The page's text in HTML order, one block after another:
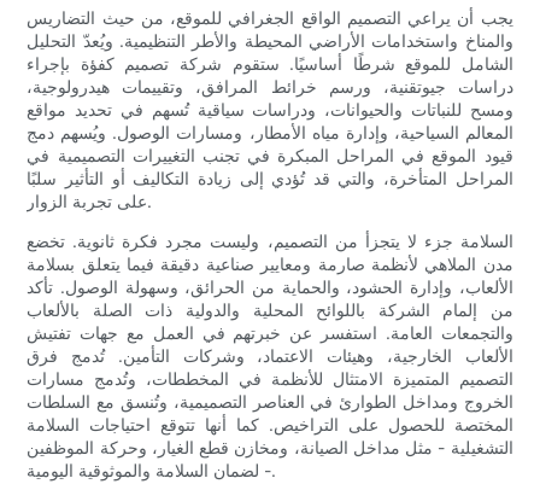
يجب أن يراعي التصميم الواقع الجغرافي للموقع، من حيث التضاريس
والمناخ واستخدامات الأراضي المحيطة والأطر التنظيمية. ويُعدّ التحليل
الشامل للموقع شرطًا أساسيًا. ستقوم شركة تصميم كفؤة بإجراء
دراسات جيوتقنية، ورسم خرائط المرافق، وتقييمات هيدرولوجية،
ومسح للنباتات والحيوانات، ودراسات سياقية تُسهم في تحديد مواقع
المعالم السياحية، وإدارة مياه الأمطار، ومسارات الوصول. ويُسهم دمج
قيود الموقع في المراحل المبكرة في تجنب التغييرات التصميمية في
المراحل المتأخرة، والتي قد تُؤدي إلى زيادة التكاليف أو التأثير سلبًا
على تجربة الزوار.
السلامة جزء لا يتجزأ من التصميم، وليست مجرد فكرة ثانوية. تخضع
مدن الملاهي لأنظمة صارمة ومعايير صناعية دقيقة فيما يتعلق بسلامة
الألعاب، وإدارة الحشود، والحماية من الحرائق، وسهولة الوصول. تأكد
من إلمام الشركة باللوائح المحلية والدولية ذات الصلة بالألعاب
والتجمعات العامة. استفسر عن خبرتهم في العمل مع جهات تفتيش
الألعاب الخارجية، وهيئات الاعتماد، وشركات التأمين. تُدمج فرق
التصميم المتميزة الامتثال للأنظمة في المخططات، وتُدمج مسارات
الخروج ومداخل الطوارئ في العناصر التصميمية، وتُنسق مع السلطات
المختصة للحصول على التراخيص. كما أنها تتوقع احتياجات السلامة
التشغيلية - مثل مداخل الصيانة، ومخازن قطع الغيار، وحركة الموظفين
- لضمان السلامة والموثوقية اليومية.